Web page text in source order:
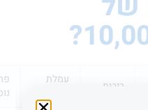
פרמטרים